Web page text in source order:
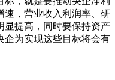
速，营业收入利润率、研
显提高，同时要保持资产
企为实现这些目标将会有